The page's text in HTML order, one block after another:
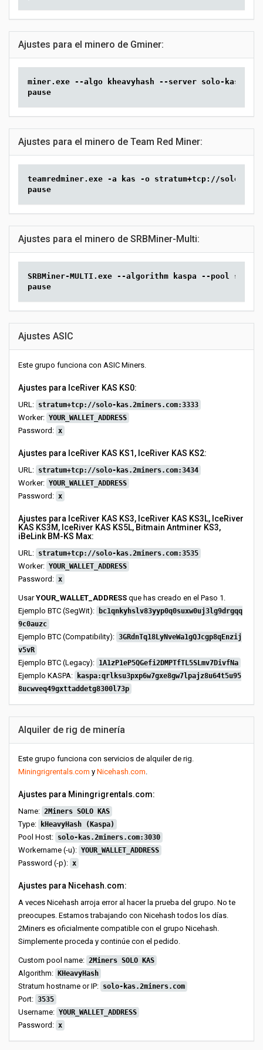
Ajustes para el minero de Gminer:
miner.exe --algo kheavyhash --server solo-
pause
Ajustes para el minero de Team Red Miner:
teamredminer.exe -a kas -o stratum+tcp://solo-
pause
Ajustes para el minero de SRBMiner-Multi:
SRBMiner-MULTI.exe --algorithm kaspa --pool solo-
pause
Ajustes ASIC
Este grupo funciona con ASIC Miners.
Ajustes para IceRiver KAS KS0:
URL: stratum+tcp://solo-kas.2miners.com:3333
Worker: YOUR_WALLET_ADDRESS
Password: x
Ajustes para IceRiver KAS KS1, IceRiver KAS KS2:
URL: stratum+tcp://solo-kas.2miners.com:3434
Worker: YOUR_WALLET_ADDRESS
Password: x
Ajustes para IceRiver KAS KS3, IceRiver KAS KS3L, IceRiver
KAS KS3M, IceRiver KAS KS5L, Bitmain Antminer KS3,
iBeLink BM-KS Max:
URL: stratum+tcp://solo-kas.2miners.com:3535
Worker: YOUR_WALLET_ADDRESS
Password: x
UsarYOUR_WALLET_ADDRESS que has creado en el Paso 1.
Ejemplo BTC (SegWit):
bc1qnkyhslv83yyp0q0suxw0uj3lg9drgqq
9c0auzc
Ejemplo BTC (Compatibility): 3GRdnTq18LyNveWa1gQJcgp8qEnzij
v5vR
Ejemplo BTC (Legacy): 1A1zP1eP5QGefi2DMPTfTL5SLmv7DivfNa
Ejemplo KASPA:
kaspa:qrlksu3pxp6w7gxe8gw7lpajz8u64t5u95
8ucwveq49gxttaddetg8300l73p
Alquiler de rig de minería
Este grupo funciona con servicios de alquiler de rig.
Miningrigrentals.com y Nicehash.com.
Ajustes para Miningrigrentals.com:
Name: 2Miners SOLO KAS
Type: kHeavyHash (Kaspa)
Pool Host: solo-kas.2miners.com:3030
Workername (-u): YOUR_WALLET_ADDRESS
Password (-p): x
Ajustes para Nicehash.com:
A veces Nicehash arroja error al hacer la prueba del grupo. No te
preocupes. Estamos trabajando con Nicehash todos los días.
2Miners es oficialmente compatible con el grupo Nicehash.
Simplemente proceda y continúe con el pedido.
Custom pool name: 2Miners SOLO KAS
Algorithm: KHeavyHash
Stratum hostname or IP: solo-kas.2miners.com
Port: 3535
Username: YOUR_WALLET_ADDRESS
Password: x